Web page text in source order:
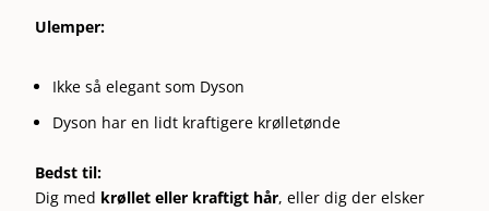
Ulemper:
Ikke så elegant som Dyson
Dyson har en lidt kraftigere krølletønde
Bedst til:
Dig med krøllet eller kraftigt hår, eller dig der elsker